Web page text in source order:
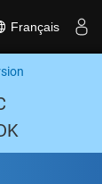
Français